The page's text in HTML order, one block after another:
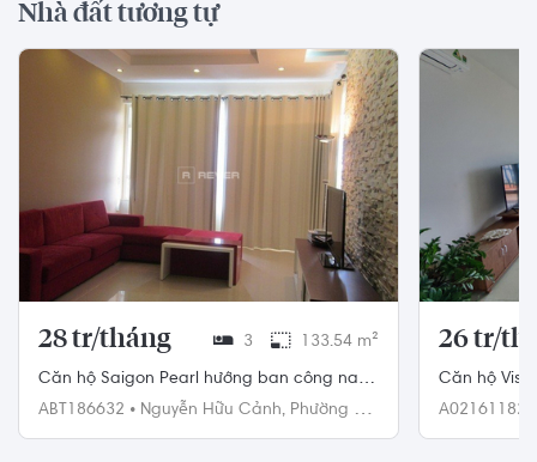
Nhà đất tương tự
28 tr/tháng 3 133.54 m²
Căn hộ Saigon Pearl hướng ban công nam
đầy đủ nội thất diện tích 133.54m²
ABT186632 • Nguyễn Hữu Cảnh, Phường 22,
26 tr/
Căn hộ
thất
A02161182